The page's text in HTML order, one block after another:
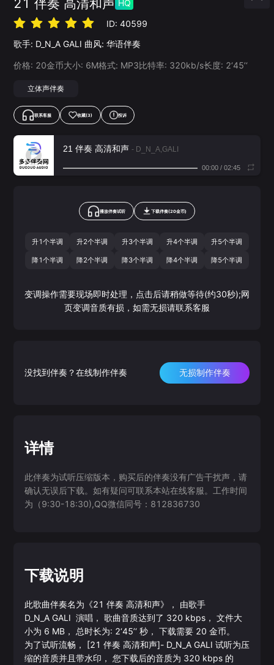
21 伴奏 高清和声 HQ
ID:40599
歌手: D_N_A GALI 曲风: 华语伴奏
价格: 20金币大小: 6M格式: MP3比特率: 320kb/s长度: 2‘45’‘
立体声伴奏
联系客服 收藏(3) 投诉
21 伴奏 高清和声 - D_N_A,GALI
00:00/ 02:45
播放伴奏试听 下载伴奏(20金币)
升1个半调 升2个半调 升3个半调 升4个半调 升5个半调
降1个半调 降2个半调 降3个半调 降4个半调 降5个半调
变调操作需要现场即时处理，点击后请稍做等待(约30秒);网
页变调音质有损，如需无损请联系客服
没找到伴奏？在线制作伴奏 无损制作伴奏
详情
此伴奏为试听压缩版本，购买后的伴奏没有广告干扰声，请
确认无误后下载。如有疑问可联系本站在线客服。工作时间
为（9:30-18:30),QQ微信同号：812836730
下载说明
此歌曲伴奏名为《21 伴奏 高清和声》， 由歌手
D_N_A GALI 演唱， 歌曲音质达到了 320 kbps， 文件大
小为 6 MB， 总时长为: 2‘45’‘秒， 下载需要 20 金币。
为了试听流畅， [21 伴奏 高清和声]- D_N_A GALI 试听为压
缩的音质并且带水印， 您下载后的音质为 320 kbps 的